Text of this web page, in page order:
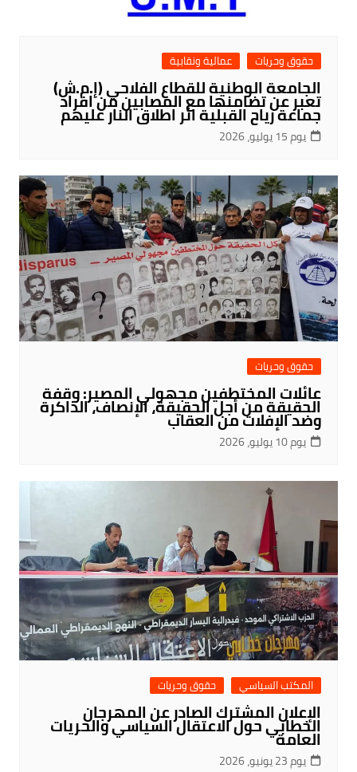
حقوق وحريات عمالية ونقابية
الجامعة الوطنية للقطاع الفلاحي (إ.م.ش)
تعبر عن تضامنها مع المصابين من افراد
جماعة رياح القبلية اثر اطلاق النار عليهم
يوم 15 يوليو، 2026
حقوق وحريات
عائلات المختطفين مجهولي المصير: وقفة
الحقيقة من أجل الحقيقة، الإنصاف، الذاكرة
وضد الإفلات من العقاب
يوم 10 يوليو، 2026
المكتب السياسي حقوق وحريات
الإعلان المشترك الصادر عن المهرجان
الخطابي حول الاعتقال السياسي والحريات
العامة
يوم 23 يونيو، 2026